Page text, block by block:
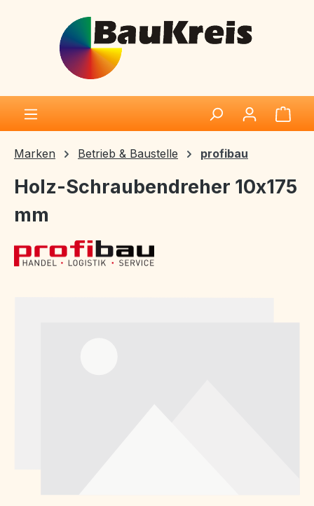
Zum Hauptinhalt springen
Marken Betrieb & Baustelle profibau
Holz-Schraubendreher 10x175
mm